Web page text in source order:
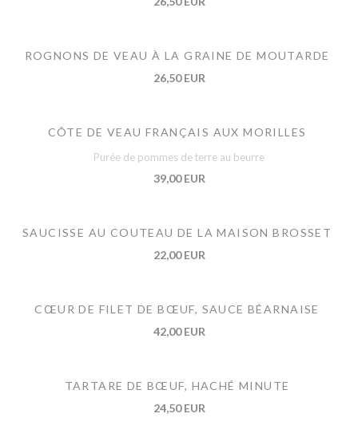
ROGNONS DE VEAU À LA GRAINE DE MOUTARDE
26,50 EUR
CÔTE DE VEAU FRANÇAIS AUX MORILLES
Purée de pommes de terre au beurre
39,00 EUR
SAUCISSE AU COUTEAU DE LA MAISON BROSSET
22,00 EUR
CŒUR DE FILET DE BŒUF, SAUCE BÉARNAISE
42,00 EUR
TARTARE DE BŒUF, HACHÉ MINUTE
24,50 EUR